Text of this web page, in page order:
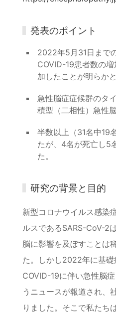
発表のポイント
2022年5月31日まで
COVID-19患者数の
加したことが明らかと
急性脳症症候群のタ
積型（二相性）急性
半数以上（31名中19
たが、4名が死亡し5
た。
研究の背景と目的
新型コロナウイルス感染
ルスであるSARS-CoV-2
脳に影響を及ぼすことは
た。しかし2022年に基
COVID-19に伴い急性脳
うニュースが報道され、
りました。そこで私たち